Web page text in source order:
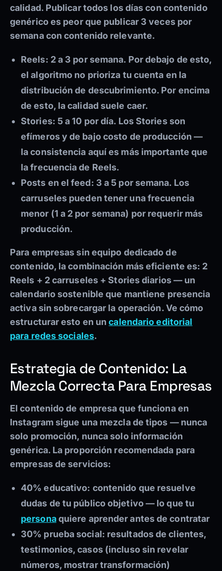
calidad. Publicar todos los días con contenido
genérico es peor que publicar 3 veces por
semana con contenido relevante.
Reels: 2 a 3 por semana. Por debajo de esto,
el algoritmo no prioriza tu cuenta en la
distribución de descubrimiento. Por encima
de esto, la calidad suele caer.
Stories: 5 a 10 por día. Los Stories son
efímeros y de bajo costo de producción —
la consistencia aquí es más importante que
la frecuencia de Reels.
Posts en el feed: 3 a 5 por semana. Los
carruseles pueden tener una frecuencia
menor (1 a 2 por semana) por requerir más
producción.
Para empresas sin equipo dedicado de
contenido, la combinación más eficiente es: 2
Reels + 2 carruseles + Stories diarios— un
calendario sostenible que mantiene presencia
activa sin sobrecargar la operación. Ve cómo
estructurar esto en uncalendario editorial
para redes sociales.
Estrategia de Contenido: La
Mezcla Correcta Para Empresas
El contenido de empresa que funciona en
Instagram sigue una mezcla de tipos — nunca
solo promoción, nunca solo información
genérica. La proporción recomendada para
empresas de servicios:
40% educativo: contenido que resuelve
dudas de tu público objetivo — lo que tu
personaquiere aprender antes de contratar
30% prueba social: resultados de clientes,
testimonios, casos (incluso sin revelar
números, mostrar transformación)